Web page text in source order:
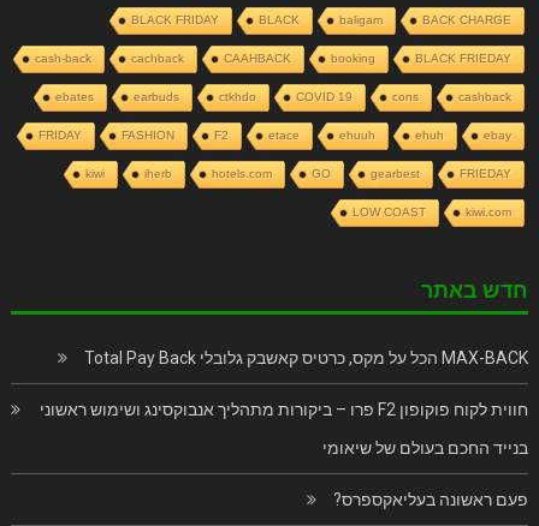
BACK CHARGE
baligam
BLACK
BLACK FRIDAY
BLACK FRIEDAY
booking
CAAHBACK
cachback
cash-back
cashback
cons
COVID 19
ctkhdo
earbuds
ebates
ebay
ehuh
ehuuh
etace
F2
FASHION
FRIDAY
FRIEDAY
gearbest
GO
hotels.com
iherb
kiwi
kiwi.com
LOW COAST
חדש באתר
MAX-BACK הכל על מקס, כרטיס קאשבק גלובלי Total Pay Back
חווית לקוח פוקופון F2 פרו – ביקורות מתהליך אנבוקסינג ושימוש ראשוני
בנייד החכם בעולם של שיאומי
פעם ראשונה בעליאקספרס?